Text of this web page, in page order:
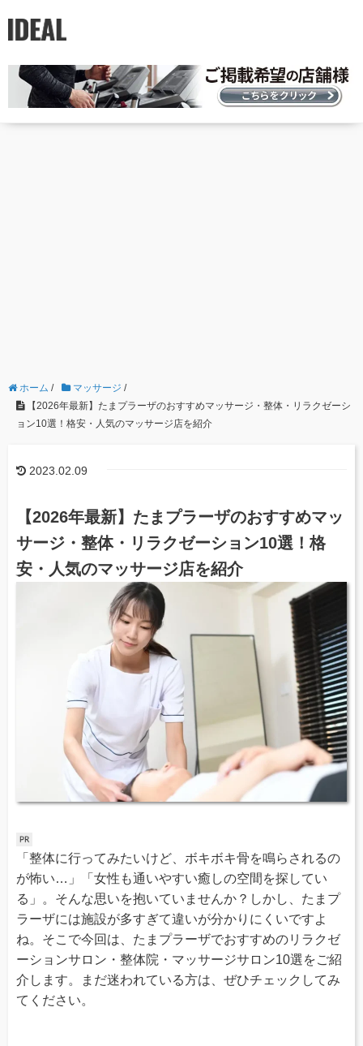
ホーム / マッサージ /
【2026年最新】たまプラーザのおすすめマッサージ・整体・リラクゼーシ
ョン10選！格安・人気のマッサージ店を紹介
2023.02.09
【2026年最新】たまプラーザのおすすめマッ
サージ・整体・リラクゼーション10選！格
安・人気のマッサージ店を紹介
「整体に行ってみたいけど、ボキボキ骨を鳴らされるの
が怖い…」「女性も通いやすい癒しの空間を探してい
る」。そんな思いを抱いていませんか？しかし、たまプ
ラーザには施設が多すぎて違いが分かりにくいですよ
ね。そこで今回は、たまプラーザでおすすめのリラクゼ
ーションサロン・整体院・マッサージサロン10選をご紹
介します。まだ迷われている方は、ぜひチェックしてみ
てください。